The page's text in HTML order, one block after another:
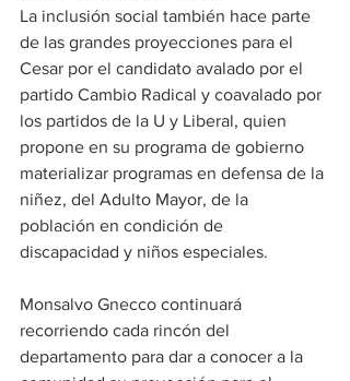
La inclusión social también hace parte
de las grandes proyecciones para el
Cesar por el candidato avalado por el
partido Cambio Radical y coavalado por
los partidos de la U y Liberal, quien
propone en su programa de gobierno
materializar programas en defensa de la
niñez, del Adulto Mayor, de la
población en condición de
discapacidad y niños especiales.
Monsalvo Gnecco continuará
recorriendo cada rincón del
departamento para dar a conocer a la